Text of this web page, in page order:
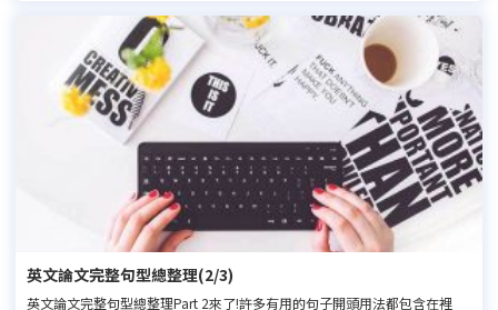
英文論文完整句型總整理(2/3)
英文論文完整句型總整理Part 2來了!許多有用的句子開頭用法都包含在裡